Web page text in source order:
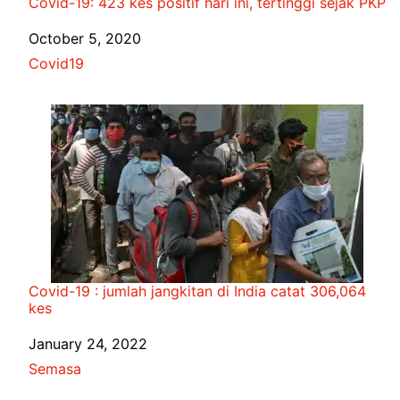
Date
October 5, 2020
In relation to
Covid19
Covid-19 : jumlah jangkitan di India catat 306,064
kes
Date
January 24, 2022
In relation to
Semasa